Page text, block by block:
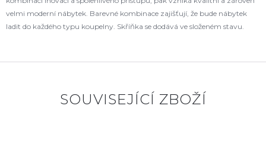
velmi moderní nábytek. Barevné kombinace zajišťují, že bude nábytek
ladit do každého typu koupelny. Skříňka se dodává ve složeném stavu.
SOUVISEJÍCÍ ZBOŽÍ